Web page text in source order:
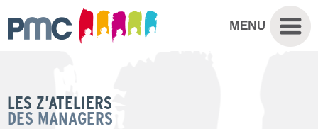
LES Z’ATELIERS
DES MANAGERS